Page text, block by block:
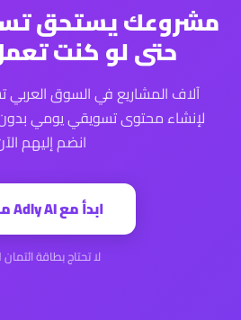
مشروعك يستحق
حتى لو كنت
لإنشاء محتوى تسويقي يومي
انضم إليهم
ابدأ مع Adly AI مجاناً
لا تحتاج بطاقة ائتمان